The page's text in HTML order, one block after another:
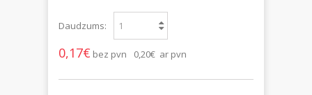
Daudzums:
0,17€ bez pvn 0,20€ ar pvn